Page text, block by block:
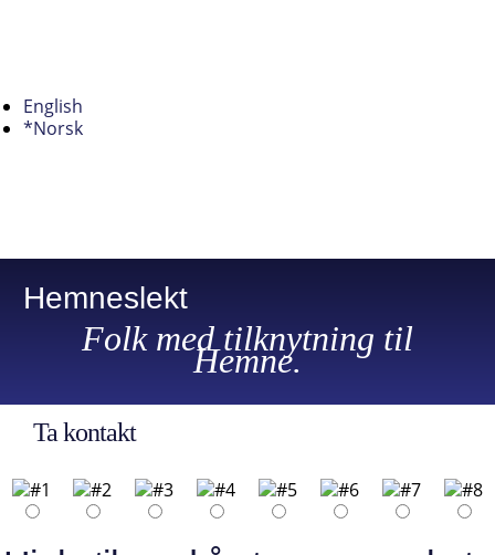
English
*Norsk
Hemneslekt
Folk med tilknytning til
Hemne.
Ta kontakt